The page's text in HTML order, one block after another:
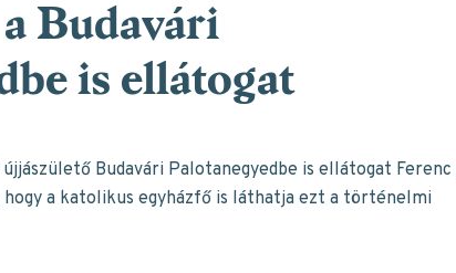
Budavári
is ellátogat
Budavári Palotanegyedbe is ellátogat Ferenc
hogy a katolikus egyházfő is láthatja ezt a történelmi